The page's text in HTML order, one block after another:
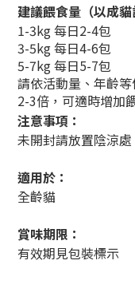
建議餵食量（以成貓
1-3kg 每日2-4包
3-5kg 每日4-6包
5-7kg 每日5-7包
請依活動量、年齡
2-3倍，可適時增加
注意事項：
未開封請放置陰涼
適用於：
全齡貓
賞味期限：
有效期見包裝標示